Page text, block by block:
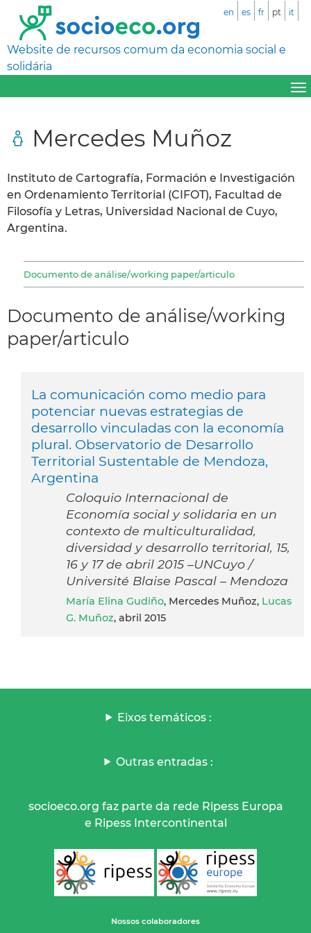
Website de recursos comum da economia social e
solidária
en es fr pt it
Mercedes Muñoz
Instituto de Cartografía, Formación e Investigación
en Ordenamiento Territorial (CIFOT), Facultad de
Filosofía y Letras, Universidad Nacional de Cuyo,
Argentina.
Documento de análise/working paper/articulo
Documento de análise/working
paper/articulo
La comunicación como medio para
potenciar nuevas estrategias de
desarrollo vinculadas con la economía
plural. Observatorio de Desarrollo
Territorial Sustentable de Mendoza,
Argentina
Coloquio Internacional de
Economía social y solidaria en un
contexto de multiculturalidad,
diversidad y desarrollo territorial, 15,
16 y 17 de abril 2015 –UNCuyo /
Université Blaise Pascal – Mendoza
María Elina Gudiño, Mercedes Muñoz, Lucas
G. Muñoz, abril 2015
Eixos temáticos :
Outras entradas :
socioeco.org faz parte da rede Ripess Europa
e Ripess Intercontinental
Nossos colaboradores